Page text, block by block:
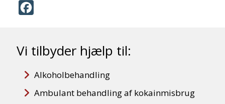
Vi tilbyder hjælp til:
Alkoholbehandling
Ambulant behandling af kokainmisbrug